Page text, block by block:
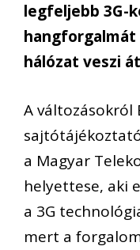
legfeljebb 3G-
hangforgalmát
hálózat veszi
A
a Magyar
helyettese, aki
a 3G
mert a